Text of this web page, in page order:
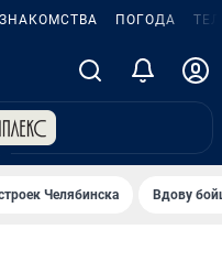
ЗНАКОМСТВА ПОГОДА
Челябинска Вдову